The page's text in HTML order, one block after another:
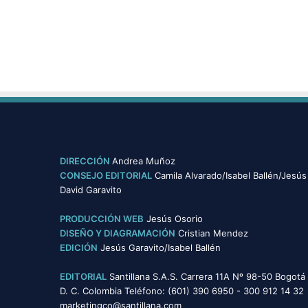
DIRECCIÓN Andrea Muñoz
CONSEJO EDITORIAL Camila Alvarado/Isabel Ballén/Jesús
David Garavito
PRODUCCIÓN WEB Jesús Osorio
DISEÑO Y DIAGRAMACIÓN Cristian Mendez
EDICIÓN Jesús Garavito/Isabel Ballén
EDITORIAL Santillana S.A.S. Carrera 11A Nº 98-50 Bogotá
D. C. Colombia Teléfono: (601) 390 6950 - 300 912 14 32
marketingco@santillana.com